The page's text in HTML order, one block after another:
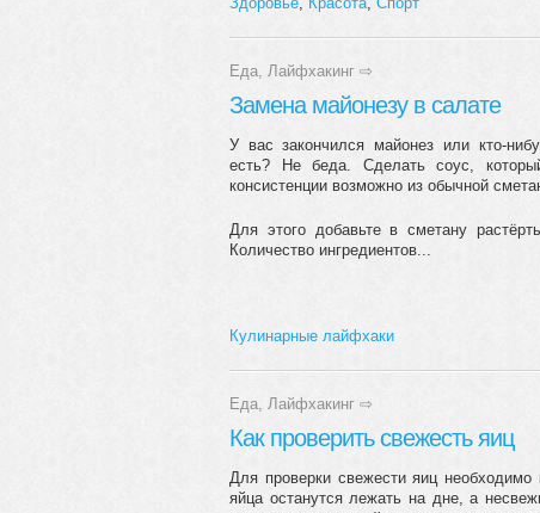
Еда, Лайфхакинг ⇨
Замена майонезу в салате
У вас закончился майонез или кто-
есть? Не беда. Сделать соус,
консистенции возможно из обычной
Для этого добавьте в сметану
Количество ингредиентов...
Кулинарные лайфхаки
Еда, Лайфхакинг ⇨
Как проверить свежесть яиц
Для проверки свежести яиц
яйца останутся лежать на дне, а